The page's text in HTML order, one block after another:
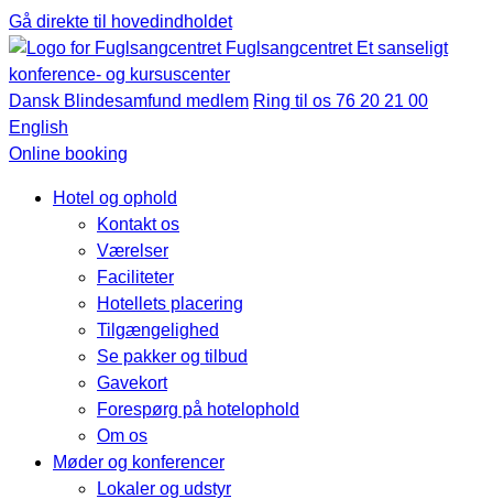
Gå direkte til hovedindholdet
Fuglsangcentret Et sanseligt
konference- og kursuscenter
Dansk Blindesamfund medlem Ring til os 76 20 21 00
English
Online booking
Hotel og ophold
Kontakt os
Værelser
Faciliteter
Hotellets placering
Tilgængelighed
Se pakker og tilbud
Gavekort
Forespørg på hotelophold
Om os
Møder og konferencer
Lokaler og udstyr